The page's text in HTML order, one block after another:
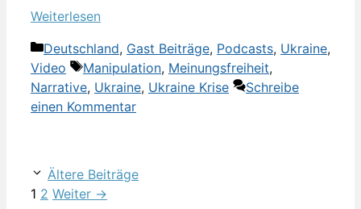
Weiterlesen
Kategorien
Deutschland, Gast Beiträge, Podcasts, Ukraine,
Video
Schlagwörter
Manipulation, Meinungsfreiheit,
Narrative, Ukraine, Ukraine Krise
Schreibe
einen Kommentar
Ältere Beiträge
Seite
1 Seite
2 Weiter →